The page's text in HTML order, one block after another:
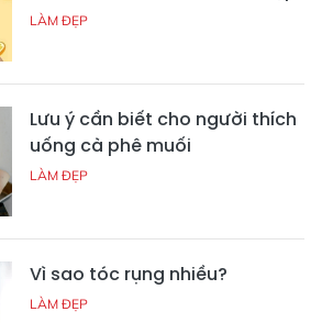
LÀM ĐẸP
Lưu ý cần biết cho người thích
uống cà phê muối
LÀM ĐẸP
Vì sao tóc rụng nhiều?
LÀM ĐẸP